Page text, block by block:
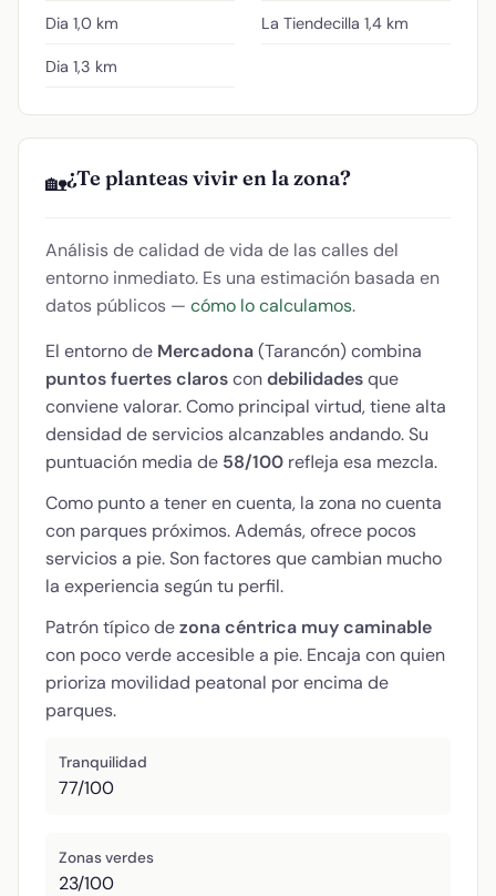
Dia 1,0 km
Dia 1,3 km
La Tiendecilla 1,4 km
🏡¿Te planteas vivir en la zona?
Análisis de calidad de vida de las calles del
entorno inmediato. Es una estimación basada en
datos públicos — cómo lo calculamos.
El entorno de Mercadona(Tarancón) combina
puntos fuertes claroscondebilidadesque
conviene valorar. Como principal virtud, tiene alta
densidad de servicios alcanzables andando. Su
puntuación media de 58/100 refleja esa mezcla.
Como punto a tener en cuenta, la zona no cuenta
con parques próximos. Además, ofrece pocos
servicios a pie. Son factores que cambian mucho
la experiencia según tu perfil.
Patrón típico dezona céntrica muy caminable
con poco verde accesible a pie. Encaja con quien
prioriza movilidad peatonal por encima de
parques.
Tranquilidad
77/100
Zonas verdes
23/100